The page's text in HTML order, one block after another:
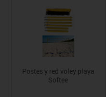
Postes y red voley playa
Softee